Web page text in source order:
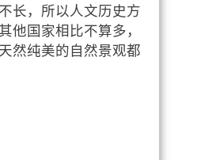
长，所以人文历史方
他国家相比不算多，
然纯美的自然景观都